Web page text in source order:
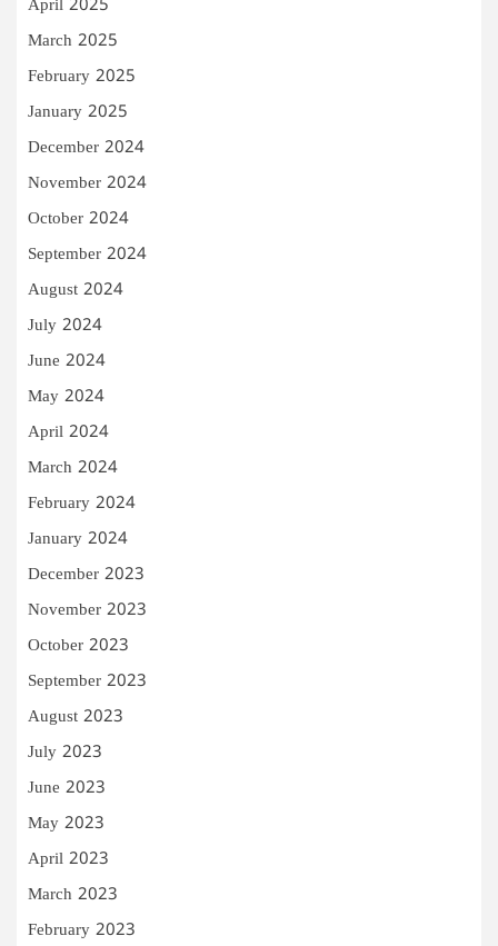
April 2025
March 2025
February 2025
January 2025
December 2024
November 2024
October 2024
September 2024
August 2024
July 2024
June 2024
May 2024
April 2024
March 2024
February 2024
January 2024
December 2023
November 2023
October 2023
September 2023
August 2023
July 2023
June 2023
May 2023
April 2023
March 2023
February 2023